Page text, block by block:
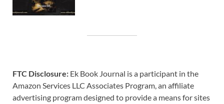
FTC Disclosure: Ek Book Journal is a participant in the
Amazon Services LLC Associates Program, an affiliate
advertising program designed to provide a means for sites